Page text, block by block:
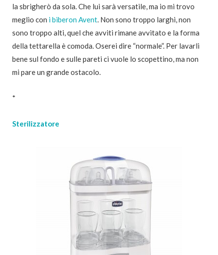
la sbrigherò da sola. Che lui sarà versatile, ma io mi trovo
meglio con i biberon Avent. Non sono troppo larghi, non
sono troppo alti, quel che avviti rimane avvitato e la forma
della tettarella è comoda. Oserei dire “normale”. Per lavarli
bene sul fondo e sulle pareti ci vuole lo scopettino, ma non
mi pare un grande ostacolo.
*
Sterilizzatore